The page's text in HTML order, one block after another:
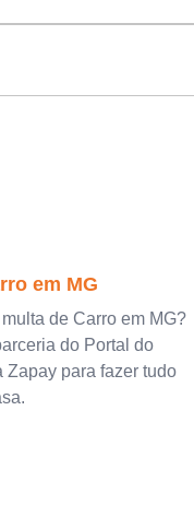
em MG
de Carro em MG?
do Portal do
Zapay para fazer tudo